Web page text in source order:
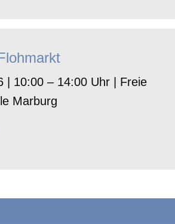
| 10:00 – 14:00 Uhr | Freie
Marburg